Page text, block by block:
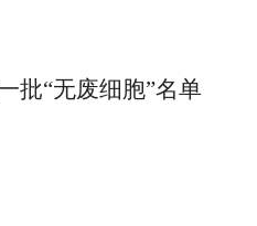
批“无废细胞”名单